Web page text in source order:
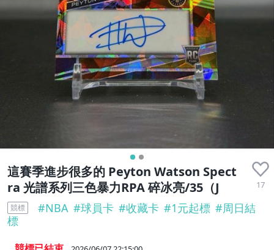
這賽季進步很多的 Peyton Watson Spect
ra 光譜系列三色暴力RPA 碎冰亮/35（J
17
競標 #NBA #球員卡 #收藏卡 #1元起標 #周日結
標